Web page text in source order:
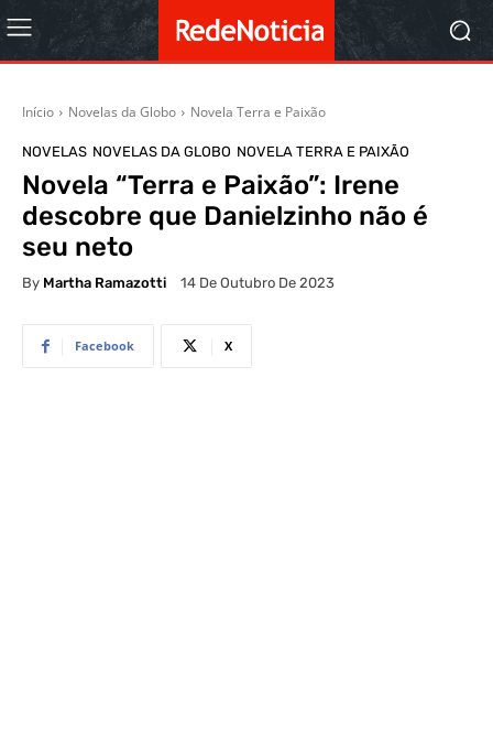
Início Novelas da Globo Novela Terra e Paixão
NOVELAS NOVELAS DA GLOBO NOVELA TERRA E PAIXÃO
Novela “Terra e Paixão”: Irene
descobre que Danielzinho não é
seu neto
By Martha Ramazotti 14 De Outubro De 2023
Facebook X